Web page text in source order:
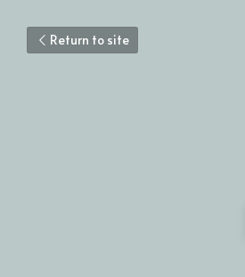
Return to site